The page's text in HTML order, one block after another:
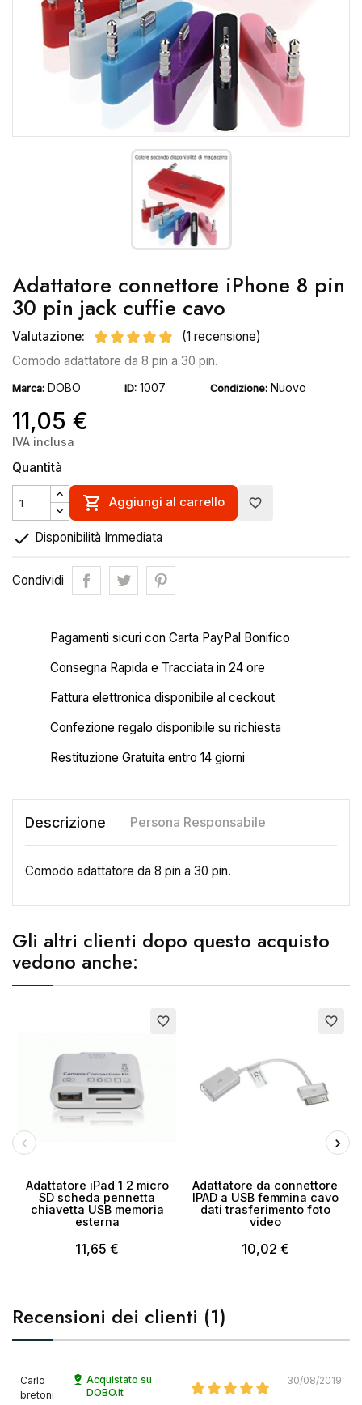
Adattatore connettore iPhone 8 pin
30 pin jack cuffie cavo
Valutazione:
(1 recensione)
Comodo adattatore da 8 pin a 30 pin.
Marca: DOBO ID: 1007 Condizione: Nuovo
11,05 €
IVA inclusa
Quantità
 Aggiungi al carrello favorite_border
 Disponibilità Immediata
Condividi
Pagamenti sicuri con Carta PayPal Bonifico
Consegna Rapida e Tracciata in 24 ore
Fattura elettronica disponibile al ceckout
Confezione regalo disponibile su richiesta
Restituzione Gratuita entro 14 giorni
Descrizione Persona Responsabile
Comodo adattatore da 8 pin a 30 pin.
Gli altri clienti dopo questo acquisto
vedono anche:
favorite_border
Adattatore iPad 1 2 micro
SD scheda pennetta
chiavetta USB memoria
esterna
11,65 €
favorite_border
Adattatore da connettore
IPAD a USB femmina cavo
dati trasferimento foto
video
10,02 €
Recensioni dei clienti (1)
Carlo
bretoni
Acquistato su
DOBO.it
30/08/2019
Crea lista dei desideri
Crea lista dei desideri